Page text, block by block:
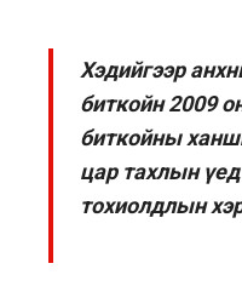
Хэдийгээр
биткойн 2009
биткойны
цар тахлын
тохиолдлын